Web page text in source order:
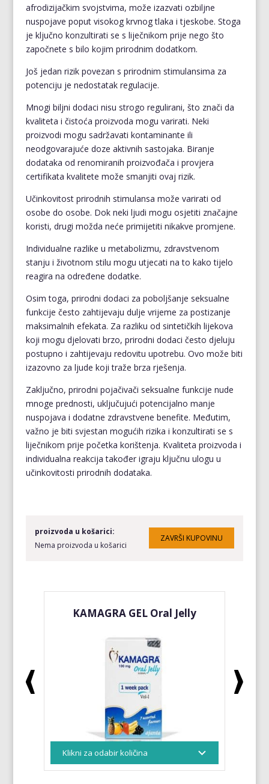
afrodizijačkim svojstvima, može izazvati ozbiljne
nuspojave poput visokog krvnog tlaka i tjeskobe. Stoga
je ključno konzultirati se s liječnikom prije nego što
započnete s bilo kojim prirodnim dodatkom.
Još jedan rizik povezan s prirodnim stimulansima za
potenciju je nedostatak regulacije.
Mnogi biljni dodaci nisu strogo regulirani, što znači da
kvaliteta i čistoća proizvoda mogu varirati. Neki
proizvodi mogu sadržavati kontaminante ili
neodgovarajuće doze aktivnih sastojaka. Biranje
dodataka od renomiranih proizvođača i provjera
certifikata kvalitete može smanjiti ovaj rizik.
Učinkovitost prirodnih stimulansa može varirati od
osobe do osobe. Dok neki ljudi mogu osjetiti značajne
koristi, drugi možda neće primijetiti nikakve promjene.
Individualne razlike u metabolizmu, zdravstvenom
stanju i životnom stilu mogu utjecati na to kako tijelo
reagira na određene dodatke.
Osim toga, prirodni dodaci za poboljšanje seksualne
funkcije često zahtijevaju dulje vrijeme za postizanje
maksimalnih efekata. Za razliku od sintetičkih lijekova
koji mogu djelovati brzo, prirodni dodaci često djeluju
postupno i zahtijevaju redovitu upotrebu. Ovo može biti
izazovno za ljude koji traže brza rješenja.
Zaključno, prirodni pojačivači seksualne funkcije nude
mnoge prednosti, uključujući potencijalno manje
nuspojava i dodatne zdravstvene benefite. Međutim,
važno je biti svjestan mogućih rizika i konzultirati se s
liječnikom prije početka korištenja. Kvaliteta proizvoda i
individualna reakcija također igraju ključnu ulogu u
učinkovitosti prirodnih dodataka.
proizvoda u košarici:
Nema proizvoda u košarici
KAMAGRA GEL Oral Jelly